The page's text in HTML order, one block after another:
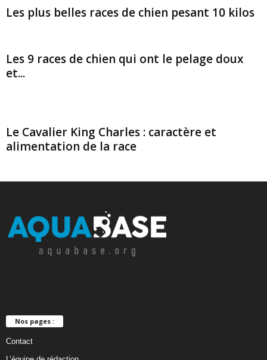
Les plus belles races de chien pesant 10 kilos
Les 9 races de chien qui ont le pelage doux
et...
Le Cavalier King Charles : caractère et
alimentation de la race
Nos pages :
Contact